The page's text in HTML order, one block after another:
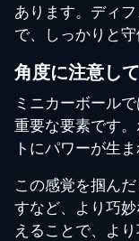
あります。ディ
で、しっかりと守
角度に注意し
ミニカーボール
重要な要素です
トにパワーが生ま
この感覚を掴ん
すなど、より巧
えることで、よ